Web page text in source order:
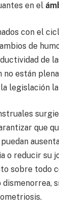
en el
con el
de
de
no están
legislación
que
o reducir su
sobre todo